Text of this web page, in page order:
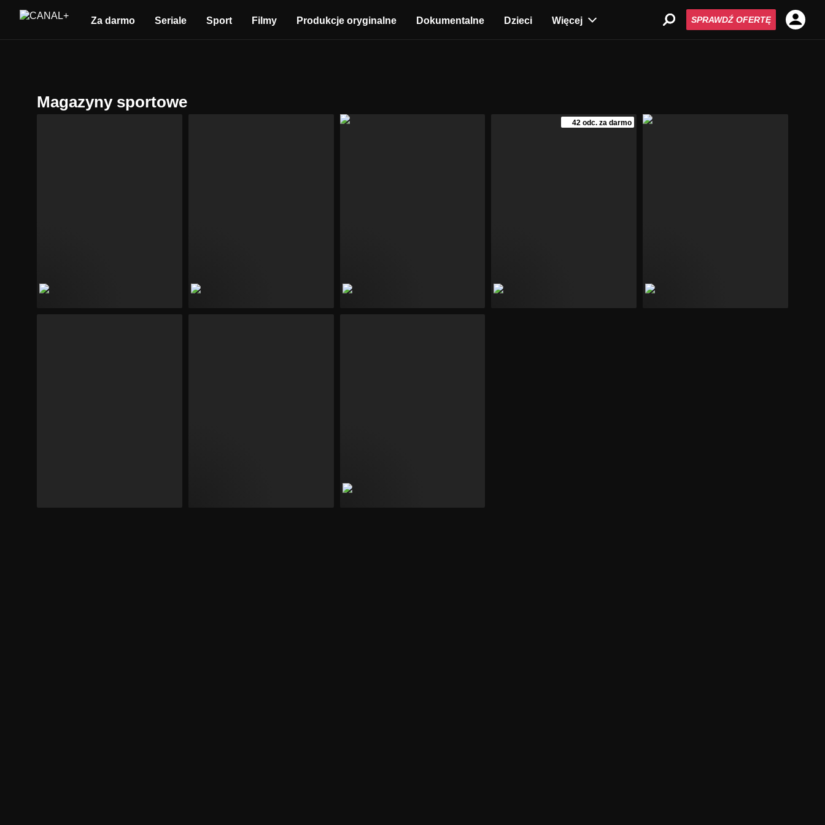
Za darmo Seriale Sport Filmy Produkcje oryginalne Dokumentalne Dzieci Więcej SPRAWDŹ OFERTĘ
Magazyny sportowe
42 odc. za darmo